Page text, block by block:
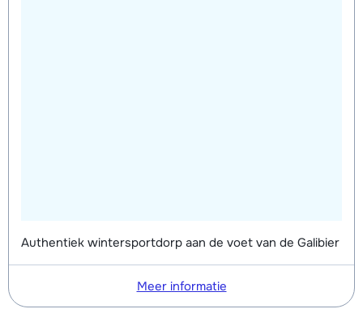
Authentiek wintersportdorp aan de voet van de Galibier
Meer informatie